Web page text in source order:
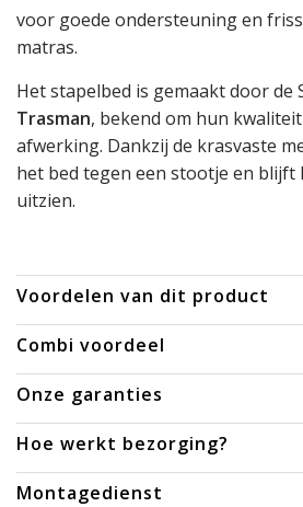
voor goede ondersteuning en
matras.
Het stapelbed is gemaakt door de
Trasman, bekend om hun
afwerking. Dankzij de krasvaste
het bed tegen een stootje en blijft
uitzien.
Voordelen van dit product
Combi voordeel
Onze garanties
Hoe werkt bezorging?
Montagedienst